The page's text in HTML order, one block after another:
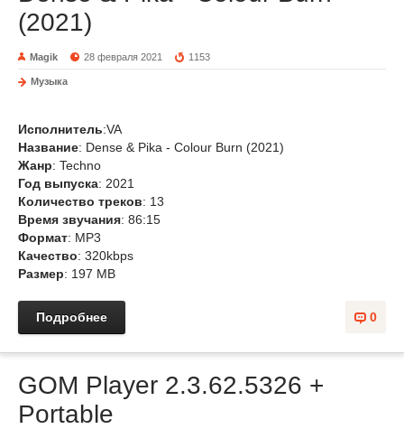
(2021)
Magik 28 февраля 2021 1153
Музыка
Исполнитель:VA
Название: Dense & Pika - Colour Burn (2021)
Жанр: Techno
Год выпуска: 2021
Количество треков: 13
Время звучания: 86:15
Формат: MP3
Качество: 320kbps
Размер: 197 MB
0
Подробнее
GOM Player 2.3.62.5326 +
Portable